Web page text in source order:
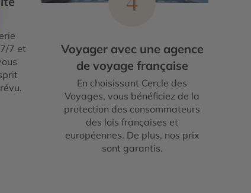
7 et
Voyager avec une agence
de voyage française
En choisissant Cercle des
Voyages, vous bénéficiez de la
protection des consommateurs
des lois françaises et
européennes. De plus, nos prix
sont garantis.